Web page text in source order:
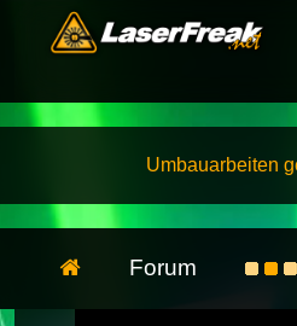
Umbauarbeiten
Forum